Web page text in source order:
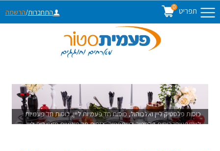
תפריט 0
התחברות/הרשמה
כוסות פלסטיק ליין ואלכוהול, כוסות חד פעמיות ליין, כוסות חד פעמיות
לשמפנייה, כוסות פלסטיק לשמפנייה, כוסות חד פעמיות מעוצבות ליין,